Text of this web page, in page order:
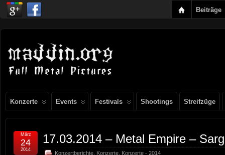
Beiträge
Konzerte Events Festivals Shootings Streifzüge
17.03.2014 – Metal Empire –
Konzertberichte Konzerte Konzerte - 2014
März
24
2014